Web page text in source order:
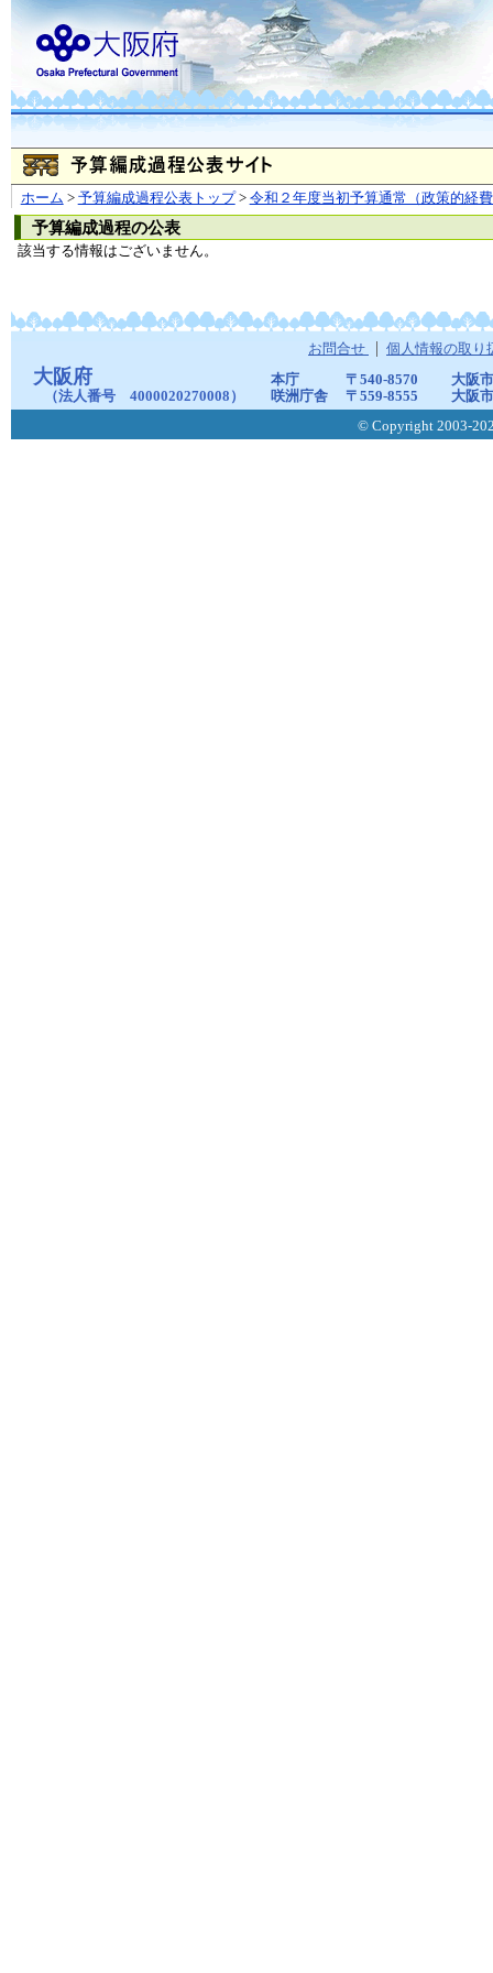
ホーム > 予算編成過程公表トップ> 令和２年度当初予算通常（政策的経
予算編成過程の公表
該当する情報はございません。
お問合せ 個人情報の取り
大阪府
（法人番号 4000020270008）
本庁 〒540-8570
大阪
咲洲庁舎
〒559-8555
大阪
© Copyright 2003-